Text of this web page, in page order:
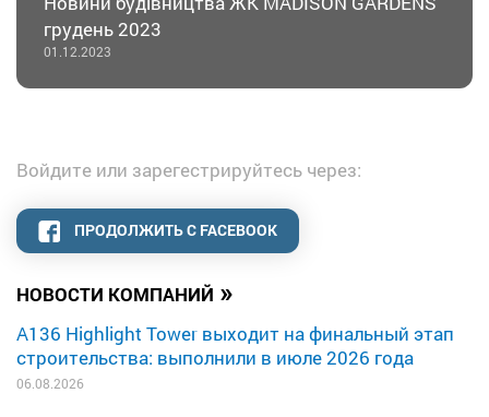
НОВОСТИ КОМПАНИЙ »
A136 Highlight Tower выходит на финальный этап
строительства: выполнили в июле 2026 года
06.08.2026
грудень 2023
01.12.2023
Войдите или зарегестрируйтесь через:
ПРОДОЛЖИТЬ С FACEBOOK